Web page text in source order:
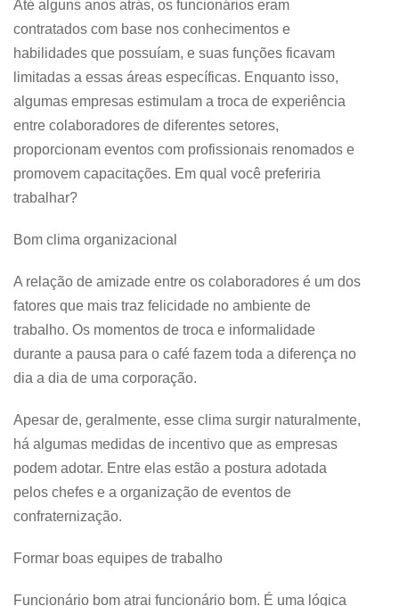
Até alguns anos atrás, os funcionários eram
contratados com base nos conhecimentos e
habilidades que possuíam, e suas funções ficavam
limitadas a essas áreas específicas. Enquanto isso,
algumas empresas estimulam a troca de experiência
entre colaboradores de diferentes setores,
proporcionam eventos com profissionais renomados e
promovem capacitações. Em qual você preferiria
trabalhar?
Bom clima organizacional
A relação de amizade entre os colaboradores é um dos
fatores que mais traz felicidade no ambiente de
trabalho. Os momentos de troca e informalidade
durante a pausa para o café fazem toda a diferença no
dia a dia de uma corporação.
Apesar de, geralmente, esse clima surgir naturalmente,
há algumas medidas de incentivo que as empresas
podem adotar. Entre elas estão a postura adotada
pelos chefes e a organização de eventos de
confraternização.
Formar boas equipes de trabalho
Funcionário bom atrai funcionário bom. É uma lógica